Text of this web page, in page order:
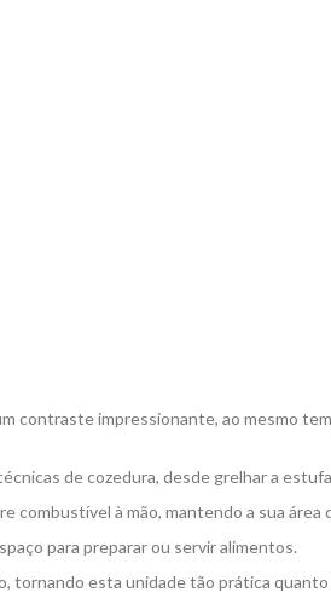
contraste impressionante, ao mesmo
de cozedura, desde grelhar a
à mão, mantendo a sua área
para preparar ou servir alimentos.
tornando esta unidade tão prática